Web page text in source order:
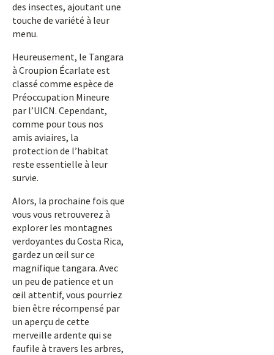
des insectes, ajoutant une
touche de variété à leur
menu.
Heureusement, le Tangara
à Croupion Écarlate est
classé comme espèce de
Préoccupation Mineure
par l’UICN. Cependant,
comme pour tous nos
amis aviaires, la
protection de l’habitat
reste essentielle à leur
survie.
Alors, la prochaine fois que
vous vous retrouverez à
explorer les montagnes
verdoyantes du Costa Rica,
gardez un œil sur ce
magnifique tangara. Avec
un peu de patience et un
œil attentif, vous pourriez
bien être récompensé par
un aperçu de cette
merveille ardente qui se
faufile à travers les arbres,